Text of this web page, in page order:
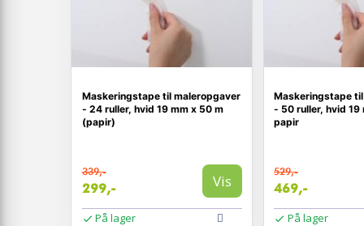
Maskeringstape til maleropgaver
- 24 ruller, hvid 19 mm x 50 m
(papir)
339,-
299,- Vis
På lager
Maskeringstape
- 50 ruller, hvid 19
papir
529,-
469,-
På lager